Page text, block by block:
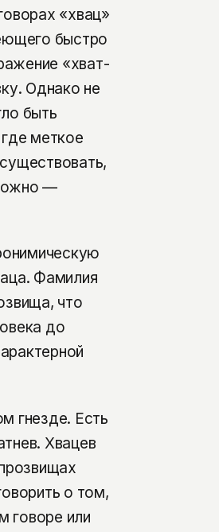
«хвац»
быстро
«хват-
Однако не
быть
меткое
—
Фамилия
что
до
гнезде. Есть
Хвацев
о том,
говоре или